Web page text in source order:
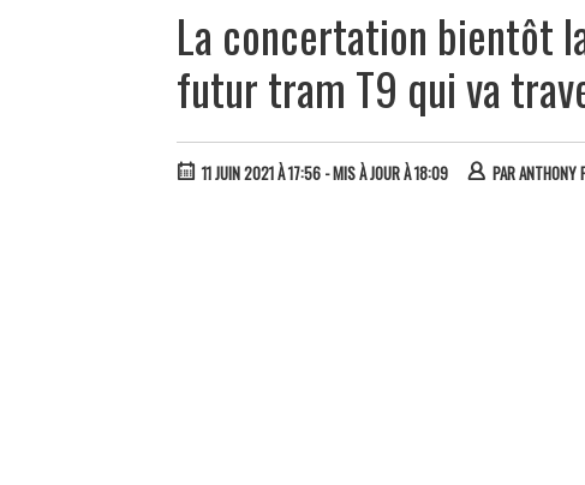
La concertation bientôt
futur tram T9 qui va
11 JUIN 2021 À 17:56 - MIS À JOUR À 18:09 PARANTHONY